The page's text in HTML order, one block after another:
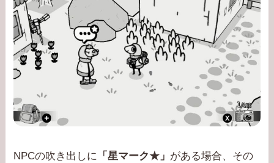
NPCの吹き出しに 「星マーク★」 がある場合、その